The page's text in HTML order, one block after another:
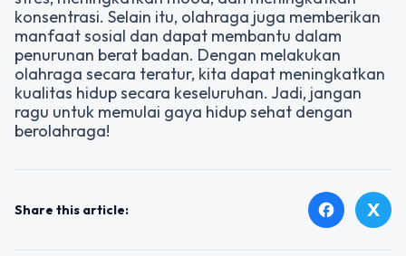
konsentrasi. Selain itu, olahraga juga memberikan
manfaat sosial dan dapat membantu dalam
penurunan berat badan. Dengan melakukan
olahraga secara teratur, kita dapat meningkatkan
kualitas hidup secara keseluruhan. Jadi, jangan
ragu untuk memulai gaya hidup sehat dengan
berolahraga!
Share this article: facebook X